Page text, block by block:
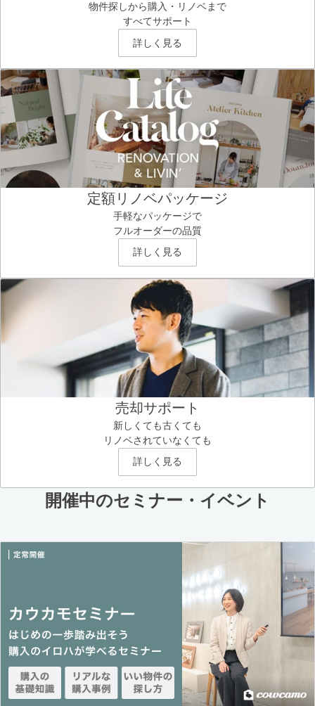
物件探しから購入・リノベまで
すべてサポート
詳しく見る
定額リノベパッケージ
手軽なパッケージで
フルオーダーの品質
詳しく見る
売却サポート
新しくても古くても
リノベされていなくても
詳しく見る
開催中のセミナー・イベント